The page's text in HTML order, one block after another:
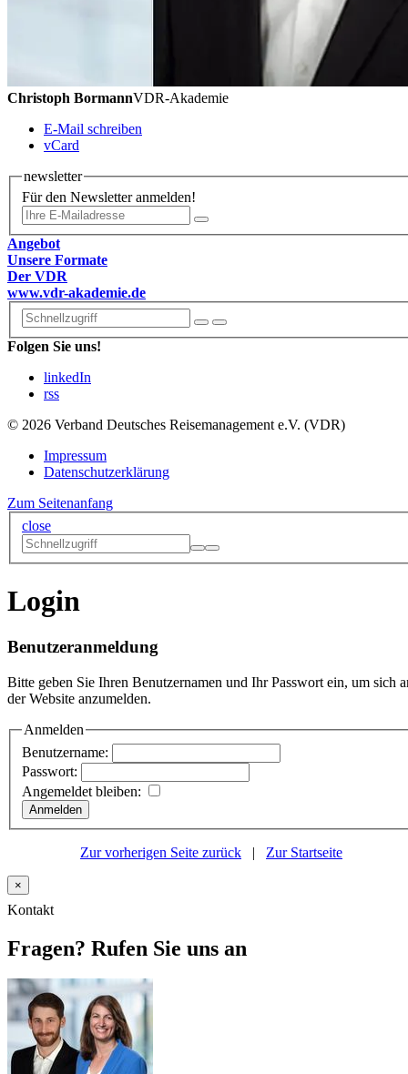
Christoph BormannVDR-Akademie
E-Mail schreiben
vCard
newsletter
Für den Newsletter anmelden!
Angebot
Unsere Formate
Der VDR
www.vdr-akademie.de
Folgen Sie uns!
linkedIn
rss
© 2026 Verband Deutsches Reisemanagement e.V. (VDR)
Impressum
Datenschutzerklärung
Zum Seitenanfang
close
Login
Benutzeranmeldung
Bitte geben Sie Ihren Benutzernamen und Ihr Passwort ein, um sich
der Website anzumelden.
Anmelden
Benutzername:
Passwort:
Angemeldet bleiben:
Zur vorherigen Seite zurück | Zur Startseite
×
Kontakt
Fragen? Rufen Sie uns an